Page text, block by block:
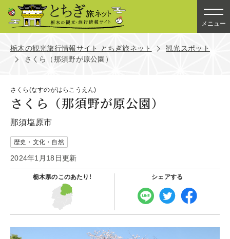
メニュー
栃木の観光旅行情報サイト とちぎ旅ネット
観光スポット
さくら（那須野が原公園）
さくら(なすのがはらこうえん)
さくら（那須野が原公園）
那須塩原市
歴史・文化・自然
2024年1月18日更新
栃木県のこのあたり! シェアする